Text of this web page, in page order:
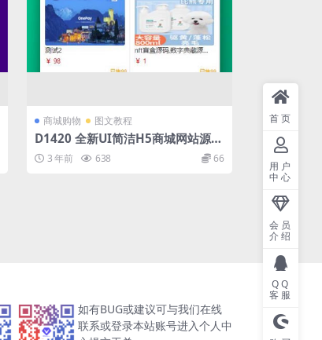
商城购物 图文教程
D1420 全新UI简洁H5商城网站源
码-易支付接口
3 年前 638 66
如有BUG或建议可与我们在线
联系或登录本站账号进入个人中
首页
用户
中心
会员
介绍
QQ
客服